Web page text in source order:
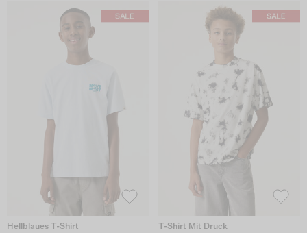
Hellblaues T-Shirt T-Shirt Mit Druck